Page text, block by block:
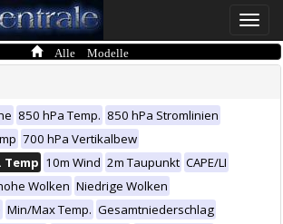
Toggle
Alle Modelle
850 hPa Temp. 850 hPa Stromlinien
700 hPa Vertikalbew
Temp 10m Wind 2m Taupunkt CAPE/LI
Wolken Niedrige Wolken
Min/Max Temp. Gesamtniederschlag